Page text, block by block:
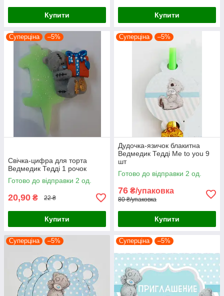
Купити Купити
Суперціна –5%
Свічка-цифра для торта
Ведмедик Тедді 1 рочок
Готово до відправки 2 од.
20,90 ₴ 22 ₴
Купити
Суперціна –5%
Дудочка-язичок блакитна
Ведмедик Тедді Me to you 9
шт
Готово до відправки 2 од.
76 ₴/упаковка
80 ₴/упаковка
Купити
Суперціна –5% Суперціна –5%